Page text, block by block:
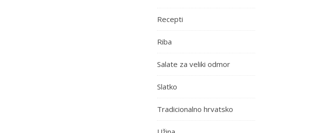
Recepti
Riba
Salate za veliki odmor
Slatko
Tradicionalno hrvatsko